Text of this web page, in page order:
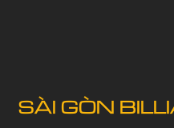
SÀI GÒN